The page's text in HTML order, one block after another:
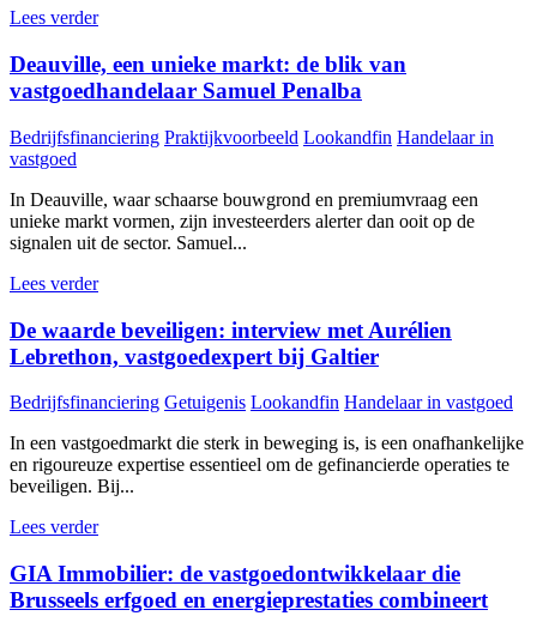
Lees verder
Deauville, een unieke markt: de blik van
vastgoedhandelaar Samuel Penalba
Bedrijfsfinanciering Praktijkvoorbeeld Lookandfin Handelaar in
vastgoed
In Deauville, waar schaarse bouwgrond en premiumvraag een
unieke markt vormen, zijn investeerders alerter dan ooit op de
signalen uit de sector. Samuel...
Lees verder
De waarde beveiligen: interview met Aurélien
Lebrethon, vastgoedexpert bij Galtier
Bedrijfsfinanciering Getuigenis Lookandfin Handelaar in vastgoed
In een vastgoedmarkt die sterk in beweging is, is een onafhankelijke
en rigoureuze expertise essentieel om de gefinancierde operaties te
beveiligen. Bij...
Lees verder
GIA Immobilier: de vastgoedontwikkelaar die
Brusseels erfgoed en energieprestaties combineert